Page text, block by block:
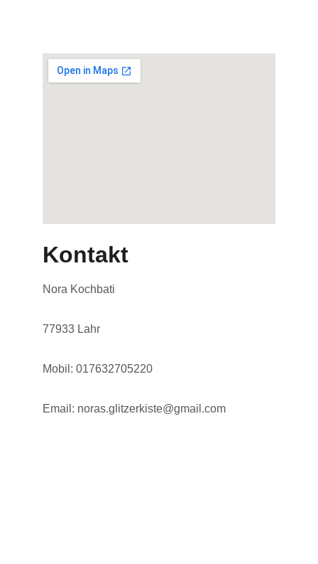
Nora Kochbati
77933 Lahr
Mobil: 017632705220
Email: noras.glitzerkiste@gmail.com
Kontakt